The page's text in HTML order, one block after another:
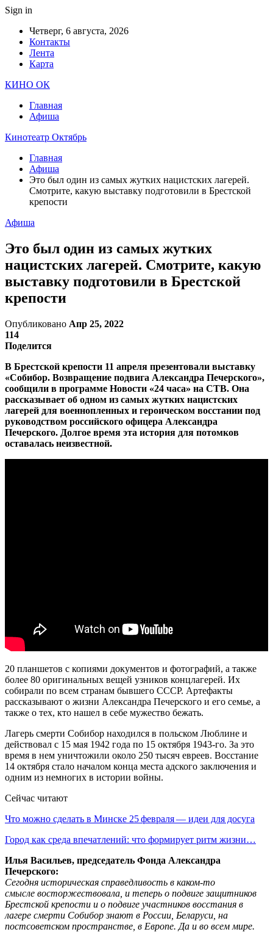
Sign in
Четверг, 6 августа, 2026
Контакты
Лента
Карта
КИНО ОК
Главная
Афиша
Кинотеатр Октябрь
Главная
Афиша
Это был один из самых жутких нацистских лагерей.
Смотрите, какую выставку подготовили в Брестской
крепости
Афиша
Это был один из самых жутких
нацистских лагерей. Смотрите, какую
выставку подготовили в Брестской
крепости
Опубликовано Апр 25, 2022
114
Поделится
В Брестской крепости 11 апреля презентовали выставку
«Собибор. Возвращение подвига Александра Печерского»,
сообщили в программе Новости «24 часа» на СТВ. Она
рассказывает об одном из самых жутких нацистских
лагерей для военнопленных и героическом восстании под
руководством российского офицера Александра
Печерского. Долгое время эта история для потомков
оставалась неизвестной.
20 планшетов с копиями документов и фотографий, а также
более 80 оригинальных вещей узников концлагерей. Их
собирали по всем странам бывшего СССР. Артефакты
рассказывают о жизни Александра Печерского и его семье, а
также о тех, кто нашел в себе мужество бежать.
Лагерь смерти Собибор находился в польском Люблине и
действовал с 15 мая 1942 года по 15 октября 1943-го. За это
время в нем уничтожили около 250 тысяч евреев. Восстание
14 октября стало началом конца места адского заключения и
одним из немногих в истории войны.
Сейчас читают
Что можно сделать в Минске 25 февраля — идеи для досуга
Город как среда впечатлений: что формирует ритм жизни…
Илья Васильев, председатель Фонда Александра
Печерского:
Сегодня историческая справедливость в каком-то
смысле восторжествовала, и теперь о подвиге защитников
Брестской крепости и о подвиге участников восстания в
лагере смерти Собибор знают в России, Беларуси, на
постсоветском пространстве, в Европе. Да и во всем мире.